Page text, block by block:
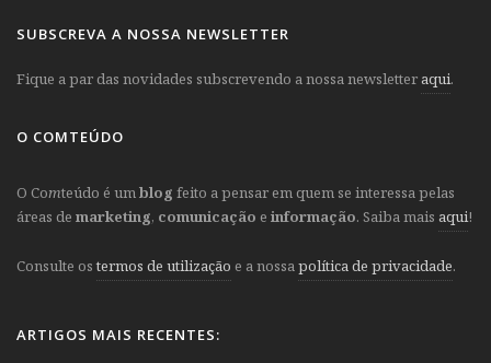
SUBSCREVA A NOSSA NEWSLETTER
Fique a par das novidades subscrevendo a nossa newsletter aqui.
O COMTEÚDO
O Comteúdo é umblog feito a pensar em quem se interessa pelas
áreas de marketing, comunicação e informação. Saiba mais aqui!
Consulte ostermos de utilização e a nossapolítica de privacidade.
ARTIGOS MAIS RECENTES: